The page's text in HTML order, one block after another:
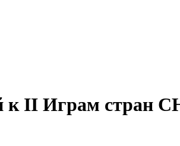
к II Играм стран